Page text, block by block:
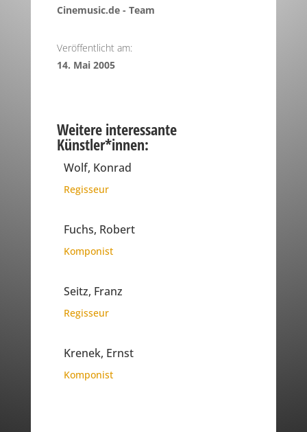
Cinemusic.de - Team
Veröffentlicht am:
14. Mai 2005
Weitere interessante
Künstler*innen:
Wolf, Konrad
Regisseur
Fuchs, Robert
Komponist
Seitz, Franz
Regisseur
Krenek, Ernst
Komponist